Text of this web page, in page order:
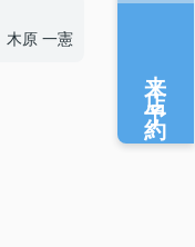
木原 一憲
来店予約